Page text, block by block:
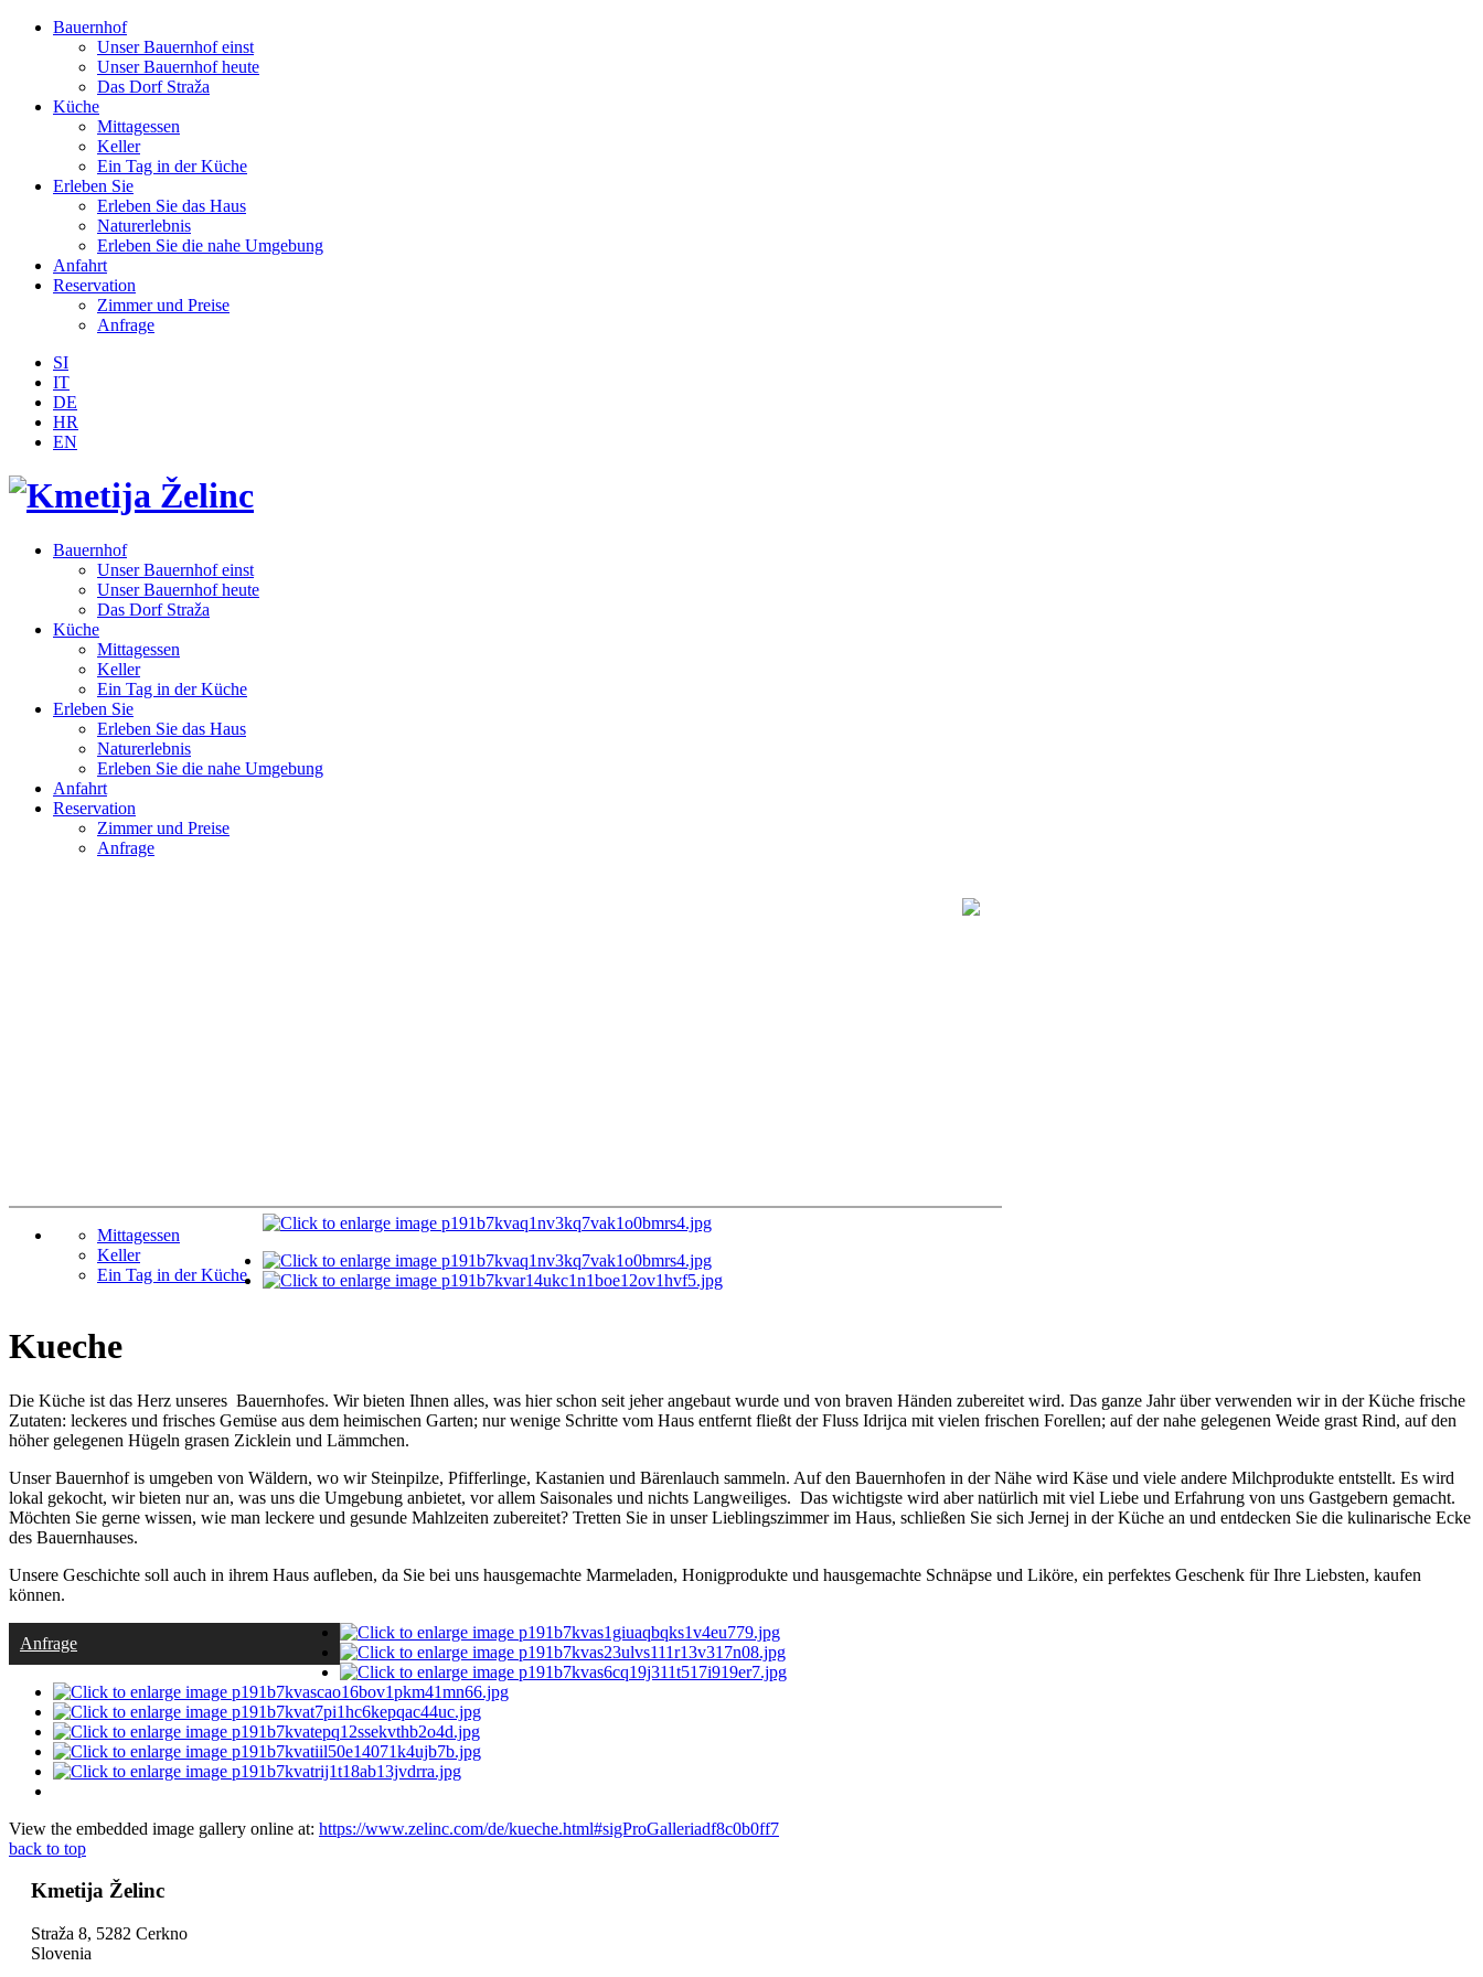
Bauernhof
Unser Bauernhof einst
Unser Bauernhof heute
Das Dorf Straža
Küche
Mittagessen
Keller
Ein Tag in der Küche
Erleben Sie
Erleben Sie das Haus
Naturerlebnis
Erleben Sie die nahe Umgebung
Anfahrt
Reservation
Zimmer und Preise
Anfrage
SI
IT
DE
HR
EN
Bauernhof
Unser Bauernhof einst
Unser Bauernhof heute
Das Dorf Straža
Küche
Mittagessen
Keller
Ein Tag in der Küche
Erleben Sie
Erleben Sie das Haus
Naturerlebnis
Erleben Sie die nahe Umgebung
Anfahrt
Reservation
Zimmer und Preise
Anfrage
Mittagessen
Keller
Ein Tag in der Küche
Kueche
Die Küche ist das Herz unseres Bauernhofes. Wir bieten Ihnen alles, was hier schon seit jeher angebaut wurde und von braven Händen zubereitet wird. Das ganze Jahr über verwenden wir in der Küche frische
Zutaten: leckeres und frisches Gemüse aus dem heimischen Garten; nur wenige Schritte vom Haus entfernt fließt der Fluss Idrijca mit vielen frischen Forellen; auf der nahe gelegenen Weide grast Rind, auf den
höher gelegenen Hügeln grasen Zicklein und Lämmchen.
Unser Bauernhof is umgeben von Wäldern, wo wir Steinpilze, Pfifferlinge, Kastanien und Bärenlauch sammeln. Auf den Bauernhofen in der Nähe wird Käse und viele andere Milchprodukte entstellt. Es wird
lokal gekocht, wir bieten nur an, was uns die Umgebung anbietet, vor allem Saisonales und nichts Langweiliges. Das wichtigste wird aber natürlich mit viel Liebe und Erfahrung von uns Gastgebern gemacht.
Möchten Sie gerne wissen, wie man leckere und gesunde Mahlzeiten zubereitet? Tretten Sie in unser Lieblingszimmer im Haus, schließen Sie sich Jernej in der Küche an und entdecken Sie die kulinarische Ecke
des Bauernhauses.
Unsere Geschichte soll auch in ihrem Haus aufleben, da Sie bei uns hausgemachte Marmeladen, Honigprodukte und hausgemachte Schnäpse und Liköre, ein perfektes Geschenk für Ihre Liebsten, kaufen
können.
Anfrage
View the embedded image gallery online at: https://www.zelinc.com/de/kueche.html#sigProGalleriadf8c0b0ff7
back to top
Kmetija Želinc
Straža 8, 5282 Cerkno
Slovenia